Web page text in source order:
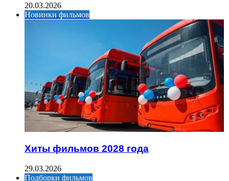
20.03.2026
Новинки фильмов
Хиты фильмов 2028 года
29.03.2026
Подборки фильмов